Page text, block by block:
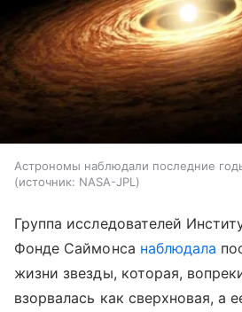
Астрономы наблюдали последние
источник: NASA-JPL
Группа исследователей
Фонде Саймонса наблюдала
жизни звезды, которая,
взорвалась как сверхновая, а